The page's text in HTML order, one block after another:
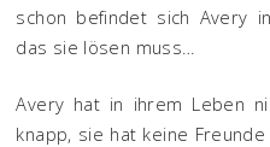
schon befindet sich Avery
das sie lösen muss…
Avery hat in ihrem Leben
knapp, sie hat keine